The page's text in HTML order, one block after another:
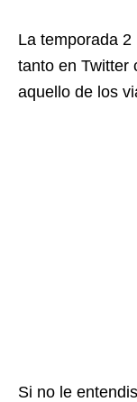
La temporada
tanto en Twitter
aquello de los
Si no le